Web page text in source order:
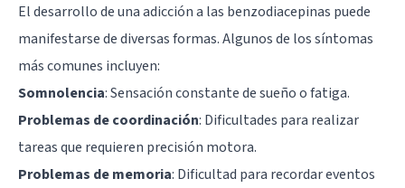
El desarrollo de una adicción a las benzodiacepinas puede
manifestarse de diversas formas. Algunos de los síntomas
más comunes incluyen:
Somnolencia: Sensación constante de sueño o fatiga.
Problemas de coordinación: Dificultades para realizar
tareas que requieren precisión motora.
Problemas de memoria: Dificultad para recordar eventos